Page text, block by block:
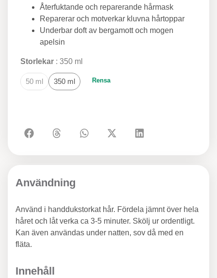
Återfuktande och reparerande hårmask
Reparerar och motverkar kluvna hårtoppar
Underbar doft av bergamott och mogen
apelsin
Storlekar 350 ml
50 ml 350 ml Rensa
Användning
Använd i handdukstorkat hår. Fördela jämnt över hela
håret och låt verka ca 3-5 minuter. Skölj ur ordentligt.
Kan även användas under natten, sov då med en
fläta.
Innehåll